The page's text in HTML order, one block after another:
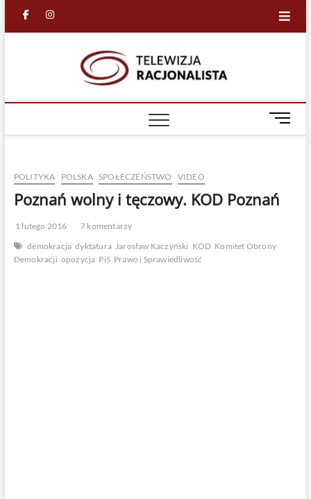
facebook
in
M
e
u
t
POLITYKA POLSKA SPOŁECZEŃSTWO VIDEO
Poznań wolny i tęczowy. KOD Poznań
1 lutego 2016
7 komentarzy
demokracja dyktatura Jarosław Kaczyński KOD Komitet Obrony
Demokracji opozycja PiS Prawo i Sprawiedliwość